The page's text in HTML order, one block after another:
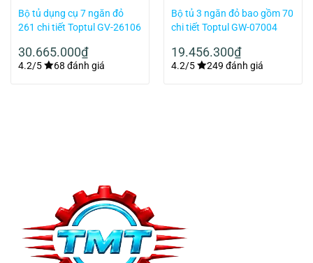
Bộ tủ dụng cụ 7 ngăn đỏ
261 chi tiết Toptul GV-26106
30.665.000₫
4.2/5 68 đánh giá
Bộ tủ 3 ngăn đỏ bao gồm 70
chi tiết Toptul GW-07004
19.456.300₫
4.2/5 249 đánh giá